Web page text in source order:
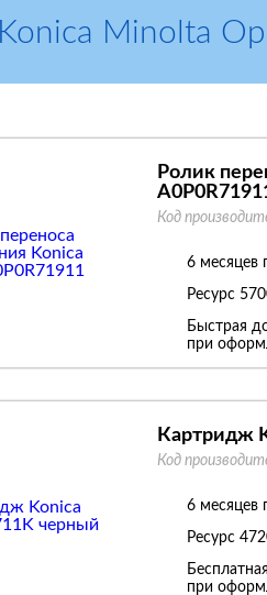
Konica Minolta
Ролик
Код
6 месяцев
Ресурс
Быстрая
при
Картридж
Код
6 месяцев
Ресурс
при